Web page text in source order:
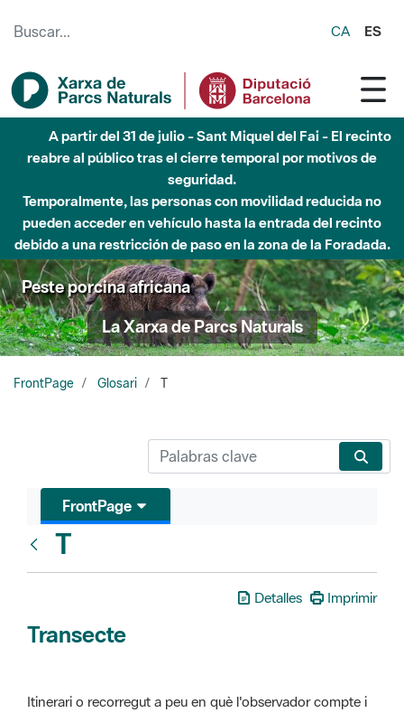
CA ES
A partir del 31 de julio - Sant Miquel del Fai - El recinto
reabre al público tras el cierre temporal por motivos de
seguridad.
Temporalmente, las personas con movilidad reducida no
pueden acceder en vehículo hasta la entrada del recinto
debido a una restricción de paso en la zona de la Foradada.
Peste porcina africana
La Xarxa de Parcs Naturals
FrontPage Glosari T
FrontPage
T
Detalles Imprimir
Transecte
Itinerari o recorregut a peu en què l'observador compte i